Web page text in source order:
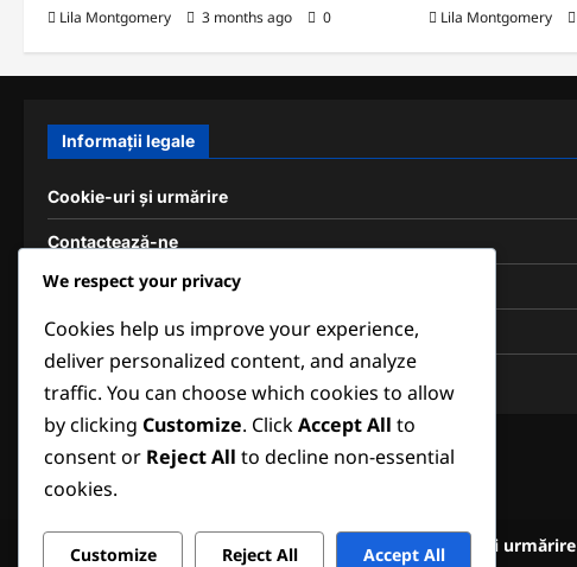
Lila Montgomery 3 months ago 0 Lila Montgomery
Informații legale
Cookie-uri și urmărire
Contactează-ne
Confidențialitatea ta
Termeni de utilizare
Despre noi
Cookie-uri și urmărire
We respect your privacy
Cookies help us improve your experience,
deliver personalized content, and analyze
traffic. You can choose which cookies to allow
by clicking Customize. ClickAccept All to
consent or Reject All to decline non-essential
cookies.
Customize Reject All Accept All